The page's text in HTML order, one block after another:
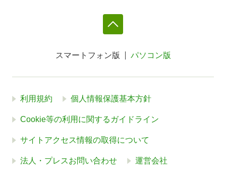
スマートフォン版 パソコン版
利用規約 個人情報保護基本方針
Cookie等の利用に関するガイドライン
サイトアクセス情報の取得について
法人・プレスお問い合わせ 運営会社